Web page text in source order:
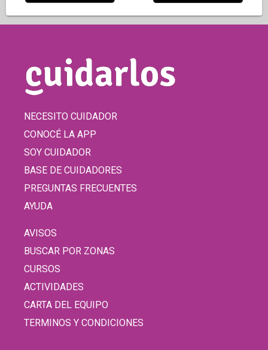
NECESITO CUIDADOR
CONOCÉ LA APP
SOY CUIDADOR
BASE DE CUIDADORES
PREGUNTAS FRECUENTES
AYUDA
AVISOS
BUSCAR POR ZONAS
CURSOS
ACTIVIDADES
CARTA DEL EQUIPO
TERMINOS Y CONDICIONES